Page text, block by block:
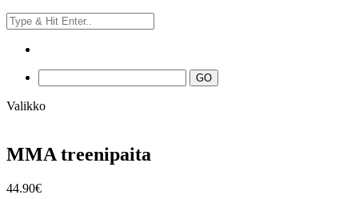
Valikko
MMA treenipaita
44.90€